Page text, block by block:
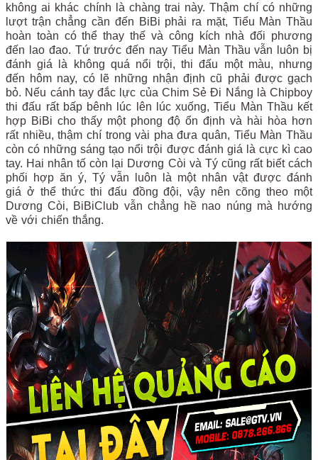
không ai khác chính là chàng trai này. Thậm chí có những
lượt trận chẳng cần đến BiBi phải ra mặt, Tiểu Màn Thầu
hoàn toàn có thể thay thế và công kích nhà đối phương
đến lao đao. Tứ trước đến nay Tiểu Màn Thầu vẫn luôn bị
đánh giá là không quá nổi trội, thi đấu một màu, nhưng
đến hôm nay, có lẽ những nhận định cũ phải được gạch
bỏ. Nếu cánh tay đắc lực của Chim Sẻ Đi Nắng là Chipboy
thi đấu rất bấp bênh lúc lên lúc xuống, Tiểu Màn Thầu kết
hợp BiBi cho thấy một phong độ ổn định và hài hòa hơn
rất nhiều, thậm chí trong vài pha đưa quân, Tiểu Màn Thầu
còn có những sáng tạo nổi trội được đánh giá là cực kì cao
tay. Hai nhân tố còn lại Dương Còi và Tý cũng rất biết cách
phối hợp ăn ý, Tý vẫn luôn là một nhân vật được đánh
giá ở thể thức thi đấu đồng đội, vậy nên cõng theo một
Dương Còi, BiBiClub vẫn chẳng hề nao núng mà hướng
về với chiến thắng.